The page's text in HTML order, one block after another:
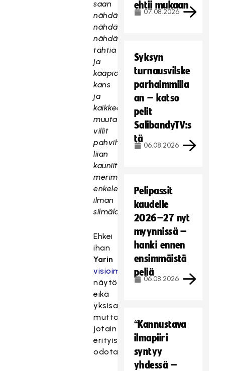
saan
nähdä,
nähdä,
nähdä
tähtiä
ja
kääpiöt
kans
ja
kaikkee
muuta
villit
pahvihevoset
liian
kauniit
merimiehet
enkeleitä
ilman
silmälaseja.
Ehkei
ihan
Yarin
visioimaa
näytöstä
eikä
yksisarvisiakaan,
mutta
jotain
erityistä
odotan.
ehtii mukaan
07.08.2026
Syksyn
turnausvilske
parhaimmilla
an – katso
pelit
SalibandyTV:s
tä
06.08.2026
Pelipassit
kaudelle
2026–27 nyt
myynnissä –
hanki ennen
ensimmäistä
peliä
06.08.2026
“Kannustava
ilmapiiri
syntyy
yhdessä –